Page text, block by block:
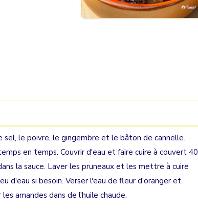
sel, le poivre, le gingembre et le bâton de cannelle.
en temps. Couvrir d'eau et faire cuire à couvert 40
la sauce. Laver les pruneaux et les mettre à cuire
d'eau si besoin. Verser l'eau de fleur d'oranger et
amandes dans de l'huile chaude.